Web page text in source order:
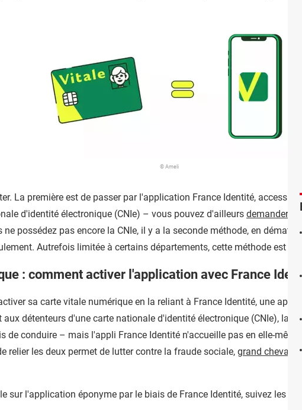
© Ameli
La première est de passer par l'application France Identité, accessible
d'identité électronique (CNIe) – vous pouvez d'ailleurs demander
ne possédez pas encore la CNIe, il y a la seconde méthode, en
Autrefois limitée à certains départements, cette méthode est
: comment activer l'application avec France
sa carte vitale numérique en la reliant à France Identité, une
détenteurs d'une carte nationale d'identité électronique (CNIe),
de conduire – mais l'appli France Identité n'accueille pas en elle-
relier les deux permet de lutter contre la fraude sociale, grand cheval
sur l'application éponyme par le biais de France Identité, suivez les